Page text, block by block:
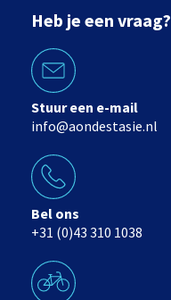
Heb je een vraag?
Stuur een e-mail
info@aondestasie.nl
Bel ons
+31 (0)43 310 1038